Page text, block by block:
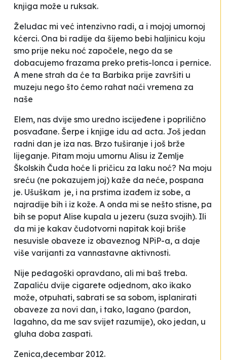
knjiga može u ruksak.
Želudac mi već intenzivno radi, a i mojoj umornoj
kćerci. Ona bi radije da šijemo bebi haljinicu koju
smo prije neku noć započele, nego da se
dobacujemo frazama preko pretis-lonca i pernice.
A mene strah da će ta Barbika prije završiti u
muzeju nego što ćemo rahat naći vremena za
naše
Elem, nas dvije smo uredno iscijeđene i poprilično
posvađane. Šerpe i knjige idu ad acta. Još jedan
radni dan je iza nas. Brzo tuširanje i još brže
lijeganje. Pitam moju umornu Alisu iz Zemlje
Školskih Čuda hoće li pričicu za laku noć? Na moju
sreću (ne pokazujem joj) kaže da neće, pospana
je. Ušuškam je, i na prstima izađem iz sobe, a
najradije bih i iz kože. A onda mi se nešto stisne, pa
bih se poput Alise kupala u jezeru (suza svojih). Ili
da mi je kakav čudotvorni napitak koji briše
nesuvisle obaveze iz obaveznog NPiP-a, a daje
više varijanti za vannastavne aktivnosti.
Nije pedagoški opravdano, ali mi baš treba.
Zapaliću dvije cigarete odjednom, ako ikako
može, otpuhati, sabrati se sa sobom, isplanirati
obaveze za novi dan, i tako, lagano (pardon,
lagahno, da me sav svijet razumije), oko jedan, u
gluha doba zaspati.
Zenica,decembar 2012.